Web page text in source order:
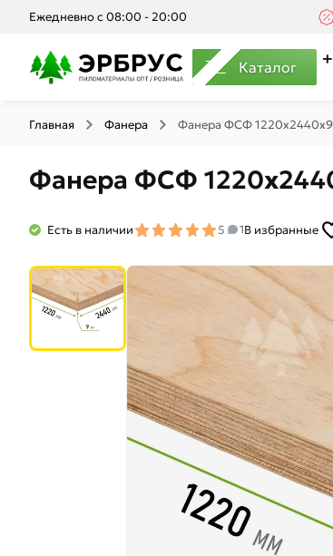
Ежедневно с 08:00 - 20:00
Каталог
Главная Фанера Фанера ФСФ
Фанера ФСФ
Есть в наличии 5 1В избранные